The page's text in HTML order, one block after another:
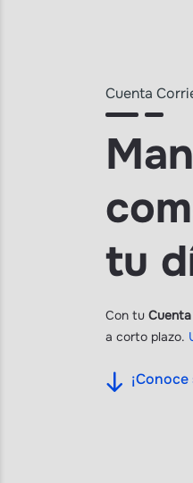
Cuenta
tu
Con tu
a corto plazo.